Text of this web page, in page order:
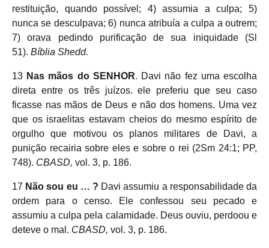
restituição, quando possível; 4) assumia a culpa; 5)
nunca se desculpava; 6) nunca atribuía a culpa a outrem;
7) orava pedindo purificação de sua iniquidade (Sl
51). Bíblia Shedd.
13 Nas mãos do SENHOR. Davi não fez uma escolha
direta entre os três juízos. ele preferiu que seu caso
ficasse nas mãos de Deus e não dos homens. Uma vez
que os israelitas estavam cheios do mesmo espírito de
orgulho que motivou os planos militares de Davi, a
punição recairia sobre eles e sobre o rei (2Sm 24:1; PP,
748). CBASD, vol. 3, p. 186.
17 Não sou eu … ? Davi assumiu a responsabilidade da
ordem para o censo. Ele confessou seu pecado e
assumiu a culpa pela calamidade. Deus ouviu, perdoou e
deteve o mal. CBASD, vol. 3, p. 186.